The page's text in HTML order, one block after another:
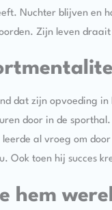
Nuchter blijven en
Zijn leven
dat zijn opvoeding
door in de
al vroeg om
Ook toen hij succes
hem